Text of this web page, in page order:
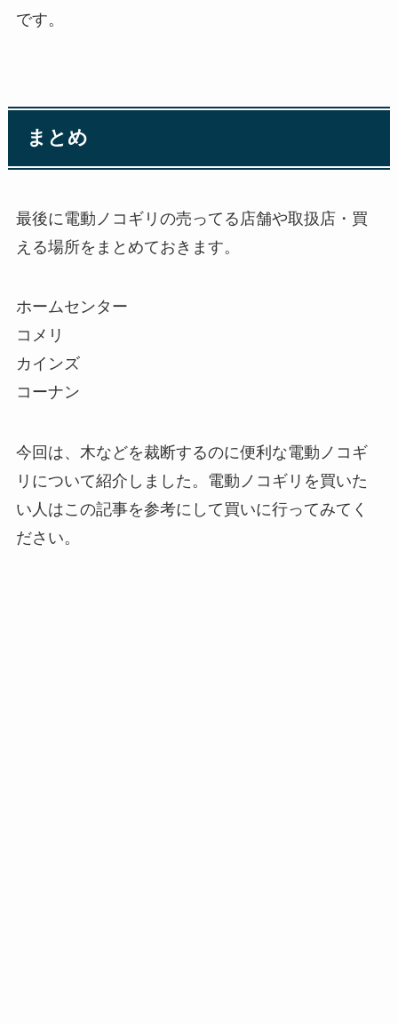
です。
まとめ
最後に電動ノコギリの売ってる店舗や取扱店・買
える場所をまとめておきます。
ホームセンター
コメリ
カインズ
コーナン
今回は、木などを裁断するのに便利な電動ノコギ
リについて紹介しました。電動ノコギリを買いた
い人はこの記事を参考にして買いに行ってみてく
ださい。